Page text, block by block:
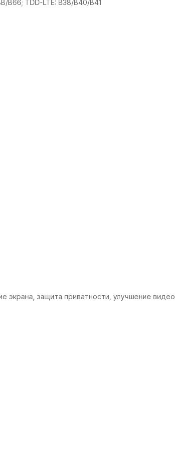
B66; TDD-LTE: B38/B40/B41
экрана, защита приватности, улучшение видео